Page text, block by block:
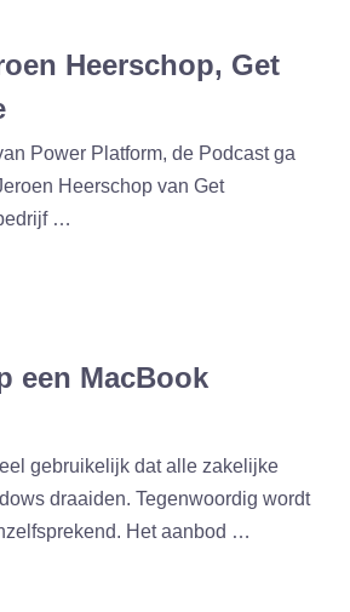
Heerschop, Get
Power Platform, de Podcast ga
Heerschop van Get
…
een MacBook
gebruikelijk dat alle zakelijke
draaiden. Tegenwoordig wordt
Het aanbod …